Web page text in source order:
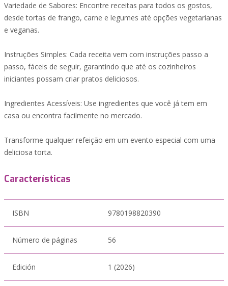
Variedade de Sabores: Encontre receitas para todos os gostos,
desde tortas de frango, carne e legumes até opções vegetarianas
e veganas.
Instruções Simples: Cada receita vem com instruções passo a
passo, fáceis de seguir, garantindo que até os cozinheiros
iniciantes possam criar pratos deliciosos.
Ingredientes Acessíveis: Use ingredientes que você já tem em
casa ou encontra facilmente no mercado.
Transforme qualquer refeição em um evento especial com uma
deliciosa torta.
Características
ISBN 9780198820390
Número de páginas 56
Edición 1 (2026)